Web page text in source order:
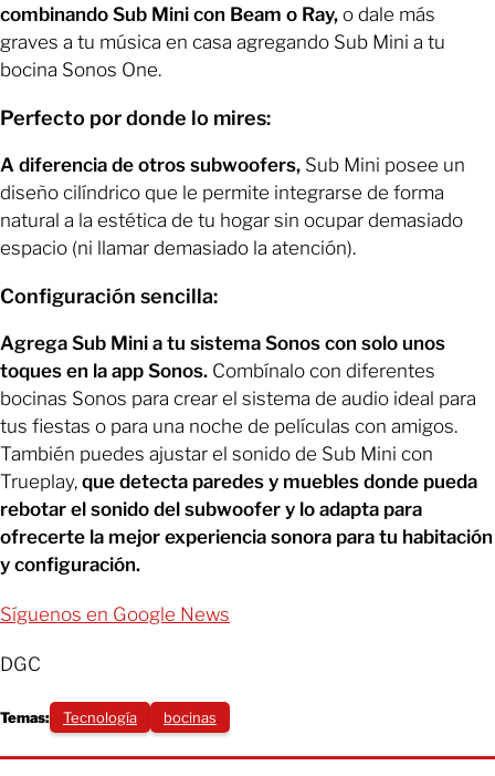
combinando Sub Mini con Beam o Ray, o dale más
graves a tu música en casa agregando Sub Mini a tu
bocina Sonos One.
Perfecto por donde lo mires:
A diferencia de otros subwoofers, Sub Mini posee un
diseño cilíndrico que le permite integrarse de forma
natural a la estética de tu hogar sin ocupar demasiado
espacio (ni llamar demasiado la atención).
Configuración sencilla:
Agrega Sub Mini a tu sistema Sonos con solo unos
toques en la app Sonos. Combínalo con diferentes
bocinas Sonos para crear el sistema de audio ideal para
tus fiestas o para una noche de películas con amigos.
También puedes ajustar el sonido de Sub Mini con
Trueplay, que detecta paredes y muebles donde pueda
rebotar el sonido del subwoofer y lo adapta para
ofrecerte la mejor experiencia sonora para tu habitación
y configuración.
Síguenos en Google News
DGC
Temas: Tecnología bocinas